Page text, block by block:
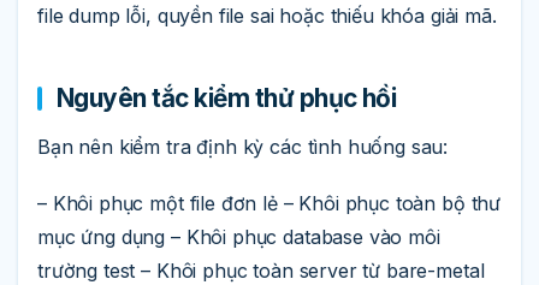
file dump lỗi, quyền file sai hoặc thiếu khóa giải mã.
Nguyên tắc kiểm thử phục hồi
Bạn nên kiểm tra định kỳ các tình huống sau:
– Khôi phục một file đơn lẻ – Khôi phục toàn bộ thư
mục ứng dụng – Khôi phục database vào môi
trường test – Khôi phục toàn server từ bare-metal